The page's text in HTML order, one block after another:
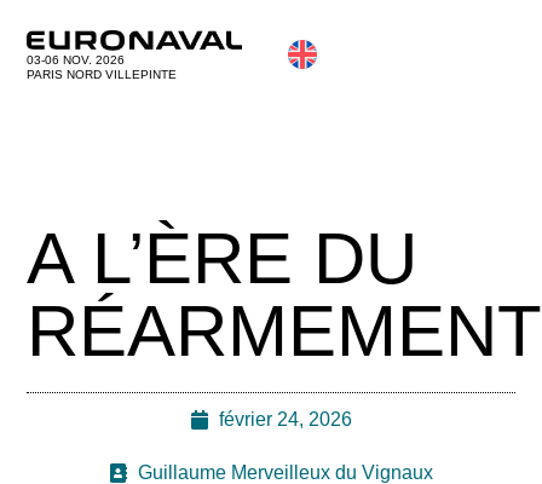
03-06 NOV. 2026
PARIS NORD VILLEPINTE
A L’ÈRE DU
RÉARMEMENT
février 24, 2026
Guillaume Merveilleux du Vignaux